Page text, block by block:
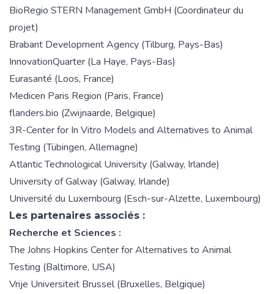
BioRegio STERN Management GmbH (Coordinateur du
projet)
Brabant Development Agency (Tilburg, Pays-Bas)
InnovationQuarter (La Haye, Pays-Bas)
Eurasanté (Loos, France)
Medicen Paris Region (Paris, France)
flanders.bio (Zwijnaarde, Belgique)
3R-Center for In Vitro Models and Alternatives to Animal
Testing (Tübingen, Allemagne)
Atlantic Technological University (Galway, Irlande)
University of Galway (Galway, Irlande)
Université du Luxembourg (Esch-sur-Alzette, Luxembourg)
Les partenaires associés :
Recherche et Sciences :
The Johns Hopkins Center for Alternatives to Animal
Testing (Baltimore, USA)
Vrije Universiteit Brussel(Bruxelles, Belgique)